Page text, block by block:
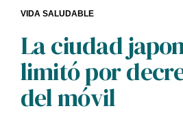
La ciudad
limitó por
del móvil
VIDA SALUDABLE